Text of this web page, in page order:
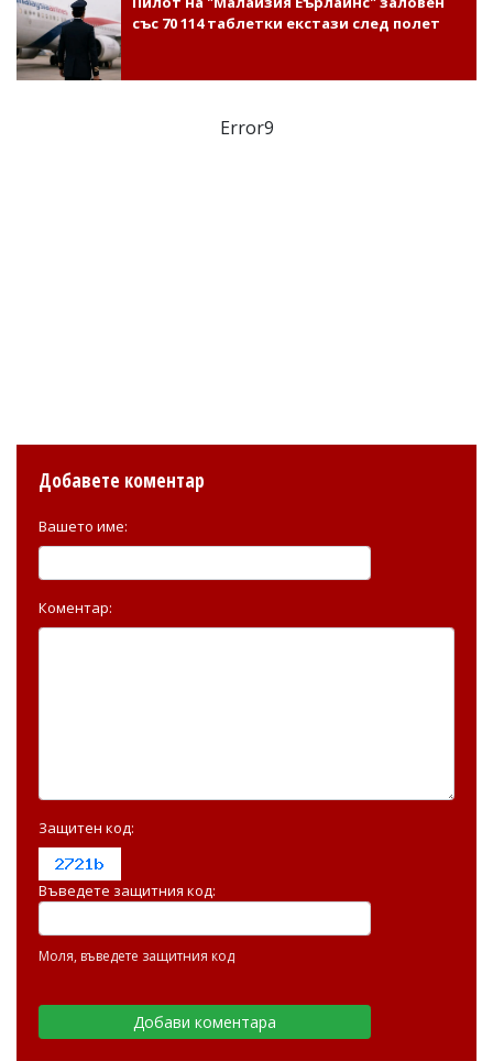
със 70 114 таблетки екстази след полет
Error9
Добавете коментар
Вашето име:
Коментар:
Защитен код:
Въведете защитния код:
Моля, въведете защитния код